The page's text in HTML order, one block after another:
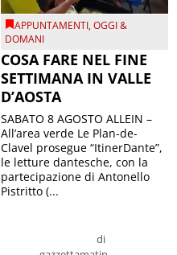
APPUNTAMENTI,OGGI &
DOMANI
COSA FARE NEL FINE
SETTIMANA IN VALLE
D’AOSTA
gazzettamatin
SABATO 8 AGOSTO ALLEIN –
All’area verde Le Plan-de-
Clavel prosegue “ItinerDante”,
le letture dantesche, con la
partecipazione di Antonello
Pistritto (...